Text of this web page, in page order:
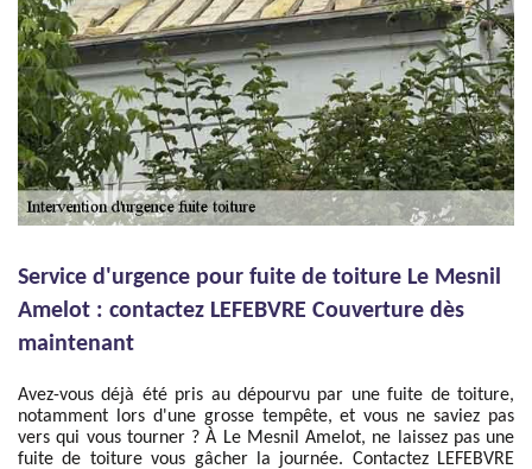
Service d'urgence pour fuite de toiture Le Mesnil
Amelot : contactez LEFEBVRE Couverture dès
maintenant
Avez-vous déjà été pris au dépourvu par une fuite de toiture,
notamment lors d'une grosse tempête, et vous ne saviez pas
vers qui vous tourner ? À Le Mesnil Amelot, ne laissez pas une
fuite de toiture vous gâcher la journée. Contactez LEFEBVRE